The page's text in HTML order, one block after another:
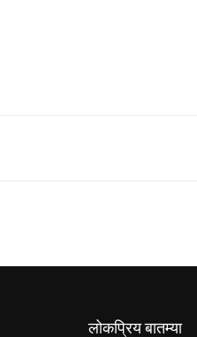
लोकप्रिय बातम्या